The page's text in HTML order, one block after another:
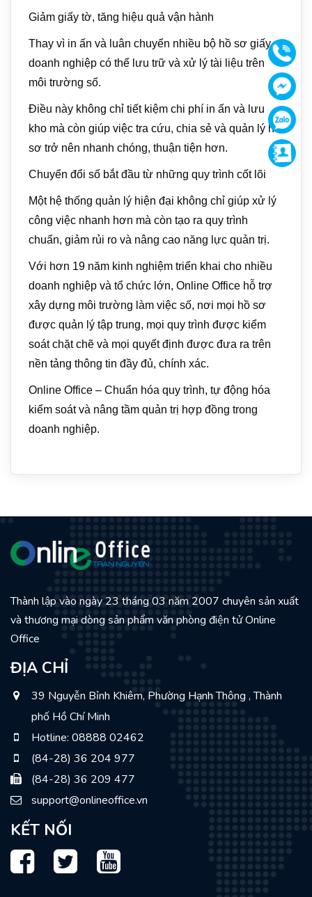
Giảm giấy tờ, tăng hiệu quả vận hành
Thay vì in ấn và luân chuyển nhiều bộ hồ sơ giấy,
doanh nghiệp có thể lưu trữ và xử lý tài liệu trên
môi trường số.
Điều này không chỉ tiết kiệm chi phí in ấn và lưu
kho mà còn giúp việc tra cứu, chia sẻ và quản lý hồ
sơ trở nên nhanh chóng, thuận tiện hơn.
Chuyển đổi số bắt đầu từ những quy trình cốt lõi
Một hệ thống quản lý hiện đại không chỉ giúp xử lý
công việc nhanh hơn mà còn tạo ra quy trình
chuẩn, giảm rủi ro và nâng cao năng lực quản trị.
Với hơn 19 năm kinh nghiệm triển khai cho nhiều
doanh nghiệp và tổ chức lớn, Online Office hỗ trợ
xây dựng môi trường làm việc số, nơi mọi hồ sơ
được quản lý tập trung, mọi quy trình được kiểm
soát chặt chẽ và mọi quyết định được đưa ra trên
nền tảng thông tin đầy đủ, chính xác.
Online Office – Chuẩn hóa quy trình, tự động hóa
kiểm soát và nâng tầm quản trị hợp đồng trong
doanh nghiệp.
Thành lập vào ngày 23 tháng 03 năm 2007 chuyên sản xuất
và thương mại dòng sản phẩm văn phòng điện tử Online
Office
ĐỊA CHỈ
39 Nguyễn Bỉnh Khiêm, Phường Hạnh Thông , Thành
phố Hồ Chí Minh
Hotline: 08888 02462
(84-28) 36 204 977
(84-28) 36 209 477
support@onlineoffice.vn
KẾT NỐI
Facebook
TwitterYoutube
Gọi